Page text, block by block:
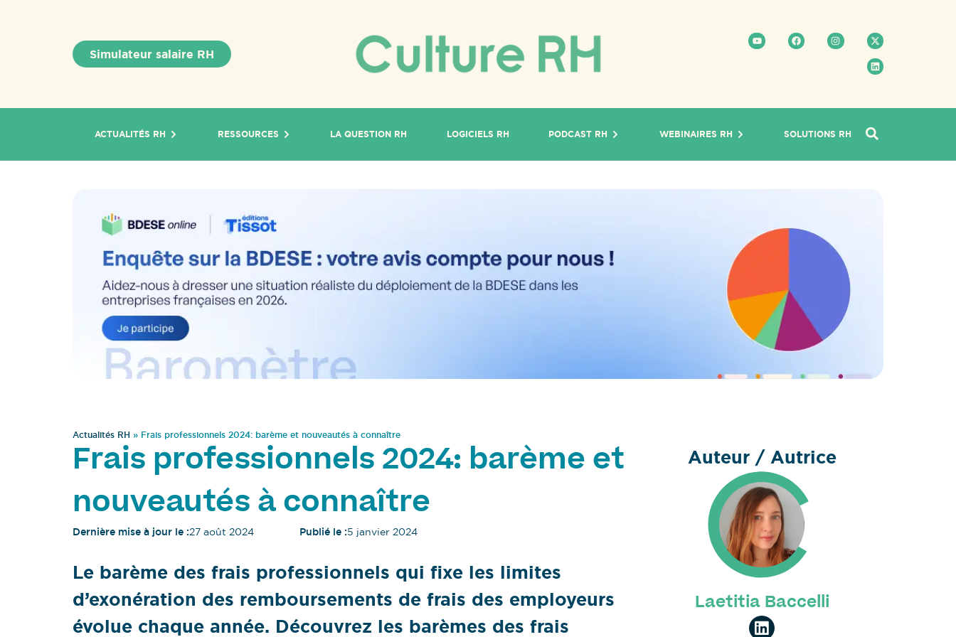
Simulateur salaire RH
ACTUALITÉS RH RESSOURCES LA QUESTION RH LOGICIELS RH PODCAST RH WEBINAIRES RH SOLUTIONS RH
Actualités RH » Frais professionnels 2024: barème et nouveautés à connaître
Frais professionnels 2024: barème et
nouveautés à connaître
Dernière mise à jour le :27 août 2024 Publié le :5 janvier 2024
Le barème des frais professionnels qui fixe les limites
d’exonération des remboursements de frais des employeurs
évolue chaque année. Découvrez les barèmes des frais
Auteur / Autrice
Laetitia Baccelli